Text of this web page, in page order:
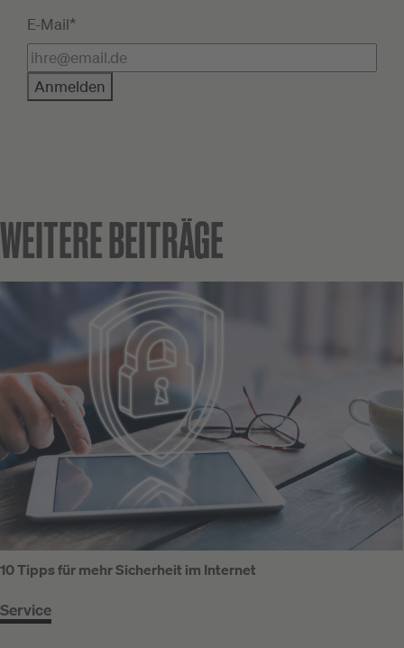
E-Mail*
Anmelden
WEITERE BEITRÄGE
10 Tipps für mehr Sicherheit im Internet
Service